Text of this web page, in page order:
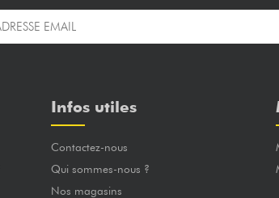
Infos utiles
Contactez-nous
Qui sommes-nous ?
Nos magasins